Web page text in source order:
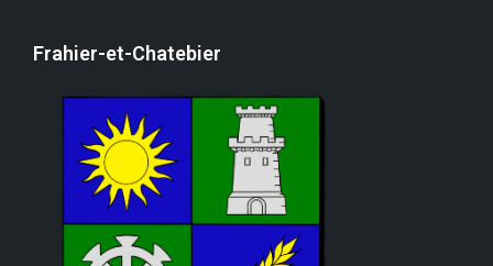
Frahier-et-Chatebier